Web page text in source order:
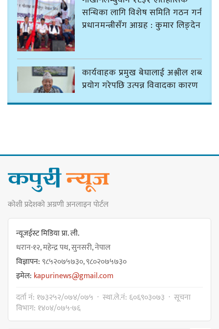
सन्धिका लागि विशेष समिति गठन गर्न
प्रधानमन्त्रीसँग आग्रह : कुमार लिङ्देन
कार्यवाहक प्रमुख बेघालाई अश्लील शब्द
प्रयोग गरेपछि उत्पन्न विवादका कारण
फेरबदल गर्न दलहरूलाई अस्थिरताको
खेल सजिलो : पूर्व प्रदेश प्रमुख तुम्बाहाङ
सङ्खुवासभामा सिलिचोङ स्वास्थ्य
धरान उपमहानगरपालिकाको नगरसभा
शोक बिदाको कारण स्थगित
कोशी प्रदेशको अग्रणी अनलाइन पोर्टल
न्यूजईस्ट मिडिया प्रा. ली.
धरान-१२, महेन्द्र पथ, सुनसरी, नेपाल
विज्ञापन:९८५२०७५७३०, ९८०२०७५७३०
इमेल: kapurinews@gmail.com
दर्ता नं: १७३२५२/०७४/०७५ · स्था.ले.नं: ६०६९०३०७३ · सूचना
विभाग: १४०४/०७५-७६